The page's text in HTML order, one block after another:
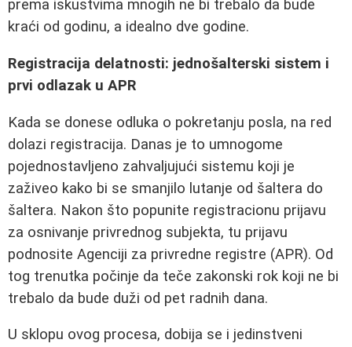
prema iskustvima mnogih ne bi trebalo da bude
kraći od godinu, a idealno dve godine.
Registracija delatnosti: jednošalterski sistem i
prvi odlazak u APR
Kada se donese odluka o pokretanju posla, na red
dolazi registracija. Danas je to umnogome
pojednostavljeno zahvaljujući sistemu koji je
zaživeo kako bi se smanjilo lutanje od šaltera do
šaltera. Nakon što popunite registracionu prijavu
za osnivanje privrednog subjekta, tu prijavu
podnosite Agenciji za privredne registre (APR). Od
tog trenutka počinje da teče zakonski rok koji ne bi
trebalo da bude duži od pet radnih dana.
U sklopu ovog procesa, dobija se i jedinstveni